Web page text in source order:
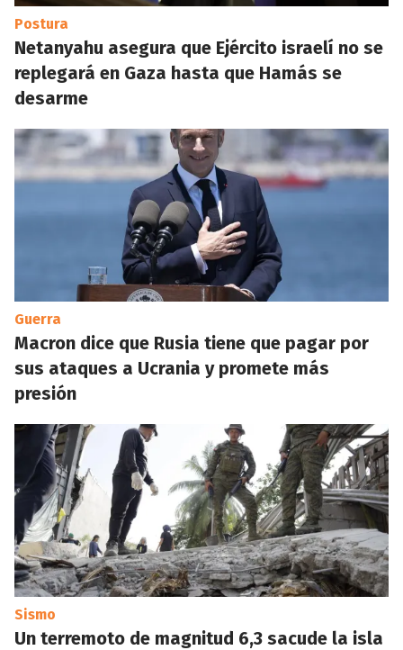
Postura
Netanyahu asegura que Ejército israelí no se
replegará en Gaza hasta que Hamás se
desarme
Guerra
Macron dice que Rusia tiene que pagar por
sus ataques a Ucrania y promete más
presión
Sismo
Un terremoto de magnitud 6,3 sacude la isla